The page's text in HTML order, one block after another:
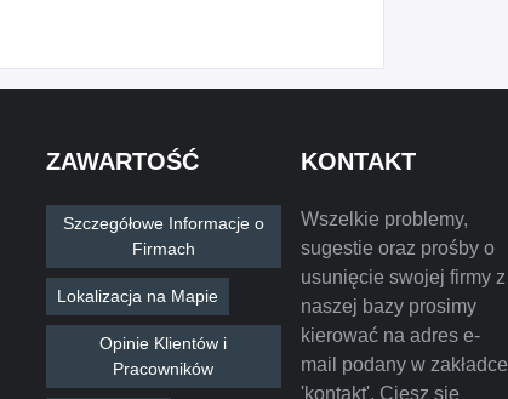
ZAWARTOŚĆ
Szczegółowe Informacje o
Firmach
Lokalizacja na Mapie
Opinie Klientów i
Pracowników
KONTAKT
Wszelkie problemy,
sugestie oraz prośby o
usunięcie swojej firmy z
naszej bazy prosimy
kierować na adres e-
mail podany w zakładce
'kontakt'. Ciesz się